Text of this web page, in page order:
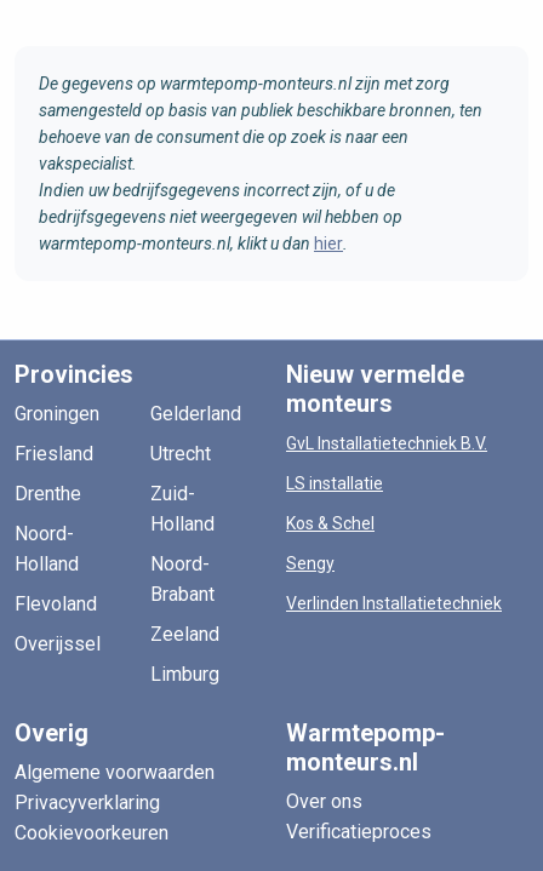
De gegevens op warmtepomp-monteurs.nl zijn met zorg
samengesteld op basis van publiek beschikbare bronnen, ten
behoeve van de consument die op zoek is naar een
vakspecialist.
Indien uw bedrijfsgegevens incorrect zijn, of u de
bedrijfsgegevens niet weergegeven wil hebben op
warmtepomp-monteurs.nl, klikt u dan hier
Provincies
Groningen
Friesland
Drenthe
Noord-
Holland
Flevoland
Overijssel
Gelderland
Utrecht
Zuid-
Holland
Noord-
Brabant
Zeeland
Limburg
Nieuw vermelde
monteurs
GvL Installatietechniek B.V.
LS installatie
Kos & Schel
Sengy
Verlinden Installatietechniek
Overig
Algemene voorwaarden
Privacyverklaring
Cookievoorkeuren
Warmtepomp-
monteurs.nl
Over ons
Verificatieproces